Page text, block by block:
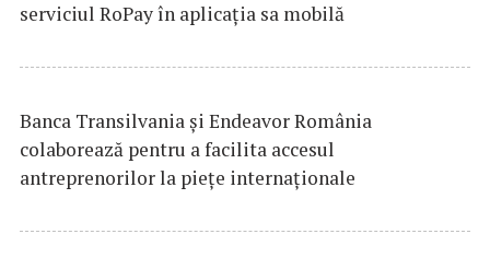
serviciul RoPay în aplicaţia sa mobilă
Banca Transilvania şi Endeavor România
colaborează pentru a facilita accesul
antreprenorilor la pieţe internaţionale